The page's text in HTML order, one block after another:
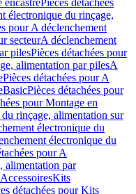
encastréPièces détachées
électronique du rinçage,
pour A déclenchement
secteurA déclenchement
pilesPièces détachées pour
alimentation par pilesA
Pièces détachées pour A
BasicPièces détachées pour
pour Montage en
rinçage, alimentation sur
électronique du
électronique du
pour A
alimentation par
Kits
détachées pour Kits